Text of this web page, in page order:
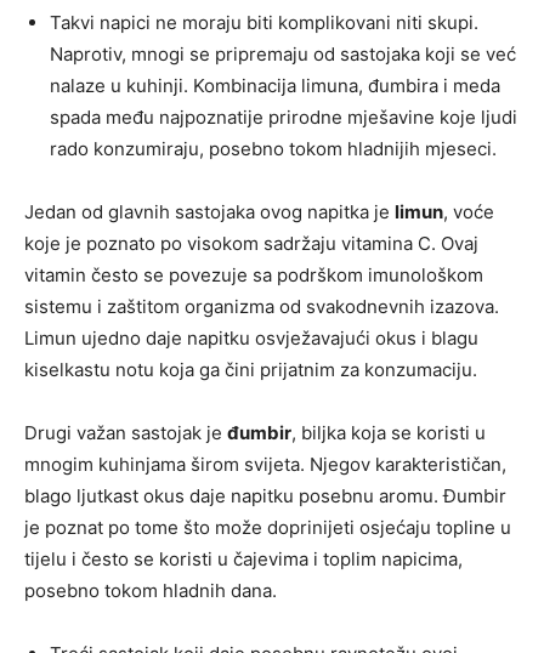
Takvi napici ne moraju biti komplikovani niti skupi.
Naprotiv, mnogi se pripremaju od sastojaka koji se već
nalaze u kuhinji. Kombinacija limuna, đumbira i meda
spada među najpoznatije prirodne mješavine koje ljudi
rado konzumiraju, posebno tokom hladnijih mjeseci.
Jedan od glavnih sastojaka ovog napitka je limun, voće
koje je poznato po visokom sadržaju vitamina C. Ovaj
vitamin često se povezuje sa podrškom imunološkom
sistemu i zaštitom organizma od svakodnevnih izazova.
Limun ujedno daje napitku osvježavajući okus i blagu
kiselkastu notu koja ga čini prijatnim za konzumaciju.
Drugi važan sastojak je đumbir, biljka koja se koristi u
mnogim kuhinjama širom svijeta. Njegov karakterističan,
blago ljutkast okus daje napitku posebnu aromu. Đumbir
je poznat po tome što može doprinijeti osjećaju topline u
tijelu i često se koristi u čajevima i toplim napicima,
posebno tokom hladnih dana.